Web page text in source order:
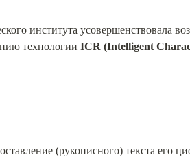
института усовершенствовала
технологии ICR (Intelligent
(рукописного) текста его